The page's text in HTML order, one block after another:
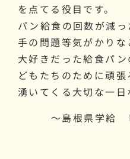
を点てる役目です。
パン給食の回数が減
手の問題等気がかりな
大好きだった給食パ
どもたちのために頑
湧いてくる大切な一日
～島根県学給